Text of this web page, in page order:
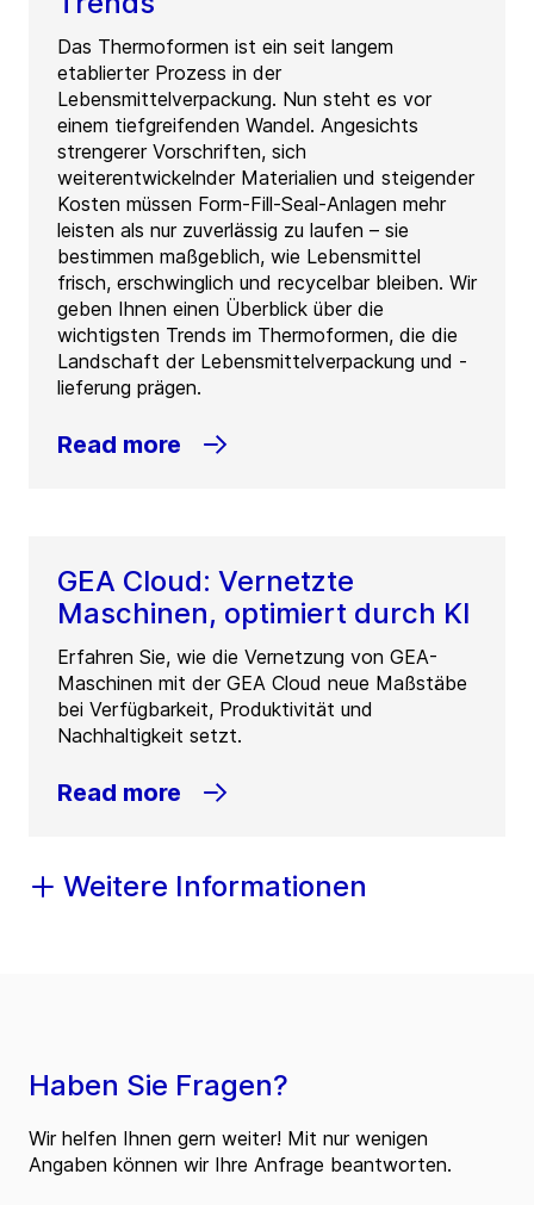
Das Thermoformen ist ein seit langem
etablierter Prozess in der
Lebensmittelverpackung. Nun steht es vor
einem tiefgreifenden Wandel. Angesichts
strengerer Vorschriften, sich
weiterentwickelnder Materialien und steigender
Kosten müssen Form-Fill-Seal-Anlagen mehr
leisten als nur zuverlässig zu laufen – sie
bestimmen maßgeblich, wie Lebensmittel
frisch, erschwinglich und recycelbar bleiben. Wir
geben Ihnen einen Überblick über die
wichtigsten Trends im Thermoformen, die die
Landschaft der Lebensmittelverpackung und -
lieferung prägen.
Read more
GEA Cloud: Vernetzte
Maschinen, optimiert durch KI
Erfahren Sie, wie die Vernetzung von GEA-
Maschinen mit der GEA Cloud neue Maßstäbe
bei Verfügbarkeit, Produktivität und
Nachhaltigkeit setzt.
Read more
Weitere Informationen
Haben Sie Fragen?
Wir helfen Ihnen gern weiter! Mit nur wenigen
Angaben können wir Ihre Anfrage beantworten.